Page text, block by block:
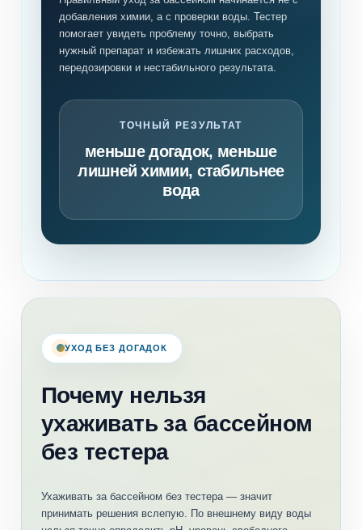
добавления химии, а с проверки воды. Тестер
помогает увидеть проблему точно, выбрать
нужный препарат и избежать лишних расходов,
передозировки и нестабильного результата.
ТОЧНЫЙ РЕЗУЛЬТАТ
меньше догадок, меньше
лишней химии, стабильнее
вода
УХОД БЕЗ ДОГАДОК
Почему нельзя
ухаживать за бассейном
без тестера
Ухаживать за бассейном без тестера — значит
принимать решения вслепую. По внешнему виду воды